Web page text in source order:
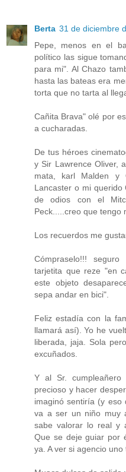
Berta 31 de diciembre
Pepe, menos en el
político las sigue
para mi". Al Chazo
hasta las bateas era
torta que no tarta al
Cañita Brava" olé por
a cucharadas.
De tus héroes
y Sir Lawrence Oliver,
mata, karl Malden y
Lancaster o mi querido
de odios con el
Peck.....creo que tengo
Los recuerdos me
Cómpraselo!!!
tarjetita que reze "en
este objeto
sepa andar en bici".
Feliz estadía con la
llamará así). Yo he
liberada, jaja. Sola
excuñados.
Y al Sr. cumpleañero
precioso y hacer
imaginó sentiría (y eso
va a ser un niño muy
sabe valorar lo real y
Que se deje guiar por
ya. A ver si agencio uno